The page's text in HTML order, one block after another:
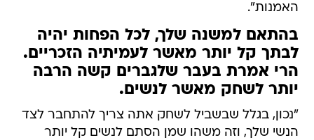
האמנות".
בהתאם למשנה שלך, לכל הפחות יהיה
לבתך קל יותר מאשר לעמיתיה הזכריים.
הרי אמרת בעבר שלגברים קשה הרבה
יותר לשחק מאשר לנשים.
"נכון, בגלל שבשביל לשחק אתה צריך להתחבר לצד
הנשי שלך, וזה משהו שמן הסתם לנשים קל יותר